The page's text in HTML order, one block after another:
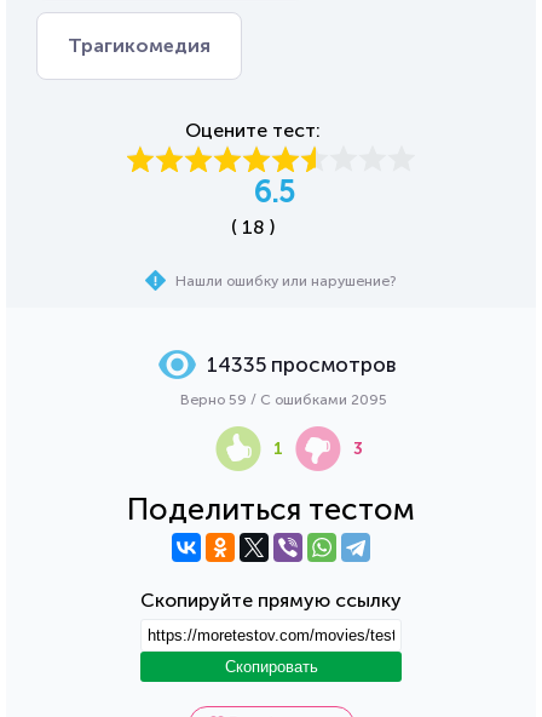
Трагикомедия
Оцените тест:
6.5
( 18 )
Нашли ошибку или нарушение?
Поделиться тестом
Скопируйте прямую ссылку
Скопировать
14335 просмотров
Верно 59 / С ошибками 2095
1 3